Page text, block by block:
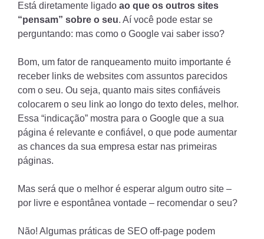
Está diretamente ligado ao que os outros sites
“pensam” sobre o seu. Aí você pode estar se
perguntando: mas como o Google vai saber isso?
Bom, um fator de ranqueamento muito importante é
receber links de websites com assuntos parecidos
com o seu. Ou seja, quanto mais sites confiáveis
colocarem o seu link ao longo do texto deles, melhor.
Essa “indicação” mostra para o Google que a sua
página é relevante e confiável, o que pode aumentar
as chances da sua empresa estar nas primeiras
páginas.
Mas será que o melhor é esperar algum outro site –
por livre e espontânea vontade – recomendar o seu?
Não! Algumas práticas de SEO off-page podem